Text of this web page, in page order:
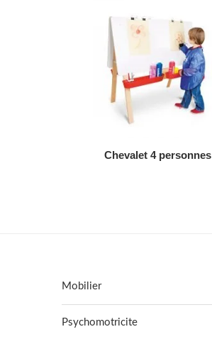
AJOUTER AU DEVIS
Chevalet 4 personnes
Mobilier
Psychomotricite